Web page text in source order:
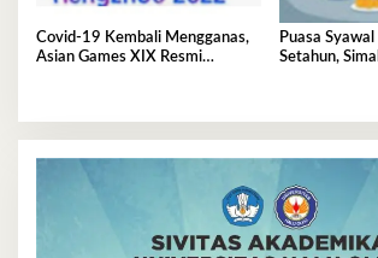
Covid-19 Kembali Mengganas,
Asian Games XIX Resmi
Puasa
Setahun, Simak Niat dan